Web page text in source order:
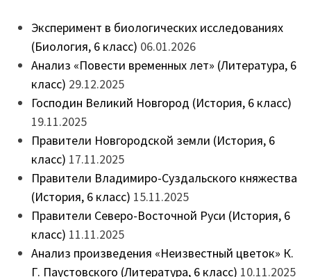
Эксперимент в биологических исследованиях
(Биология, 6 класс) 06.01.2026
Анализ «Повести временных лет» (Литература, 6
класс) 29.12.2025
Господин Великий Новгород (История, 6 класс)
19.11.2025
Правители Новгородской земли (История, 6
класс) 17.11.2025
Правители Владимиро-Суздальского княжества
(История, 6 класс) 15.11.2025
Правители Северо-Восточной Руси (История, 6
класс) 11.11.2025
Анализ произведения «Неизвестный цветок» К.
Г. Паустовского (Литература, 6 класс) 10.11.2025